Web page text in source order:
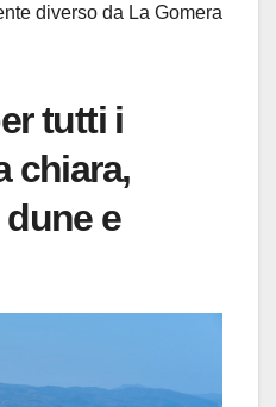
diverso da La Gomera
tutti i
chiara,
e